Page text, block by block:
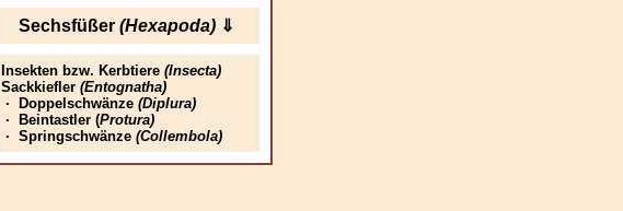
Sechsfüßer (Hexapoda) ⇓
Insekten bzw. Kerbtiere (Insecta)
Sackkiefler (Entognatha)
· Doppelschwänze (Diplura)
· Beintastler (Protura)
· Springschwänze (Collembola)